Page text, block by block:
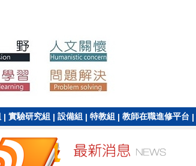
| 實驗研究組 | 設備組 | 特教組 | 教師在職進修平台 |